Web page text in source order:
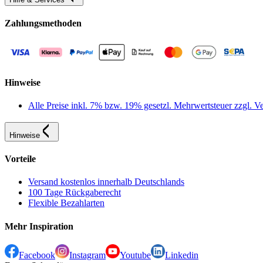
Zahlungsmethoden
Hinweise
Alle Preise inkl. 7% bzw. 19% gesetzl. Mehrwertsteuer zzgl.
Hinweise
Vorteile
Versand kostenlos innerhalb Deutschlands
100 Tage Rückgaberecht
Flexible Bezahlarten
Mehr Inspiration
Facebook Instagram Youtube
Linkedin